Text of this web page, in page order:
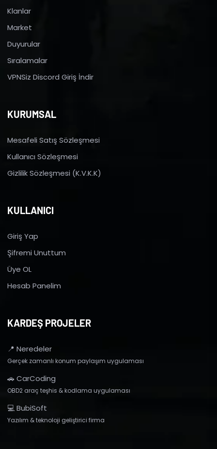
Klanlar
Market
Duyurular
Sıralamalar
VPNSiz Discord Giriş İndir
KURUMSAL
Mesafeli Satış Sözleşmesi
Kullanıcı Sözleşmesi
Gizlilik Sözleşmesi (K.V.K.K)
KULLANICI
Giriş Yap
Şifremi Unuttum
Üye OL
Hesab Panelim
KARDEŞ PROJELER
📍 Neredeler
Gerçek zamanlı konum paylaşım uygulaması
🚗 CarCoding
OBD2 araç teşhis & kodlama uygulaması
💻 BubiSoft
Yazılım & teknoloji geliştirici firma